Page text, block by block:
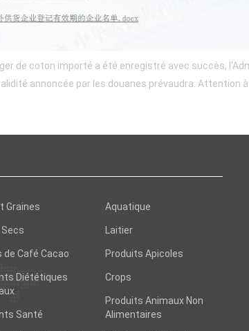
de coton importé a été enregistré avec succès,
annoncée par les douanes prévaudra. Attention
Graines
de Café Cacao
Diététiques
Santé
Aquatique
Laitier
Produits Apicoles
Crops
Produits Animaux Non
Alimentaires